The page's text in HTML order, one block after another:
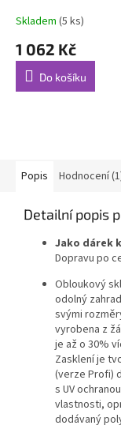
Skladem (5 ks)
1 062 Kč
Do košíku
Popis Hodnocení
Detailní popis
Jako dárek
Dopravu po
Obloukový
odolný
svými
vyrobena z
je až o 30%
Zasklení je
(verze Profi)
s UV
vlastnosti,
dodávaný